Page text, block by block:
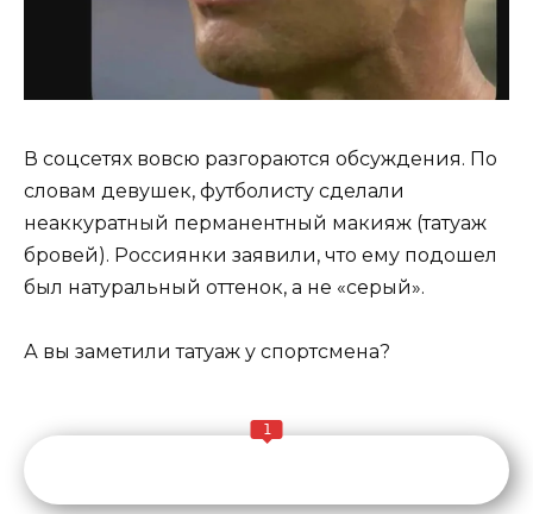
В соцсетях вовсю разгораются обсуждения. По
словам девушек, футболисту сделали
неаккуратный перманентный макияж (татуаж
бровей). Россиянки заявили, что ему подошел
был натуральный оттенок, а не «серый».
А вы заметили татуаж у спортсмена?
1